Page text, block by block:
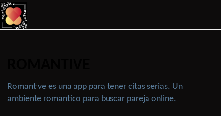
Romantive es una app para tener citas serias. Un
ambiente romantico para buscar pareja online.